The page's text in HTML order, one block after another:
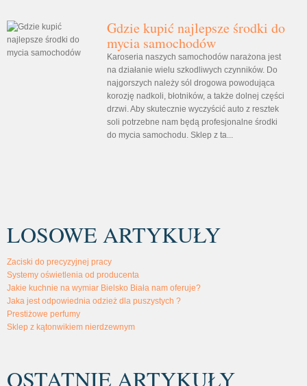
Gdzie kupić najlepsze środki do
mycia samochodów
Karoseria naszych samochodów narażona jest
na działanie wielu szkodliwych czynników. Do
najgorszych należy sól drogowa powodująca
korozję nadkoli, błotników, a także dolnej części
drzwi. Aby skutecznie wyczyścić auto z resztek
soli potrzebne nam będą profesjonalne środki
do mycia samochodu. Sklep z ta...
LOSOWE ARTYKUŁY
Zaciski do precyzyjnej pracy
Systemy oświetlenia od producenta
Jakie kuchnie na wymiar Bielsko Biała nam oferuje?
Jaka jest odpowiednia odzież dla puszystych ?
Prestiżowe perfumy
Sklep z kątonwikiem nierdzewnym
OSTATNIE ARTYKUŁY